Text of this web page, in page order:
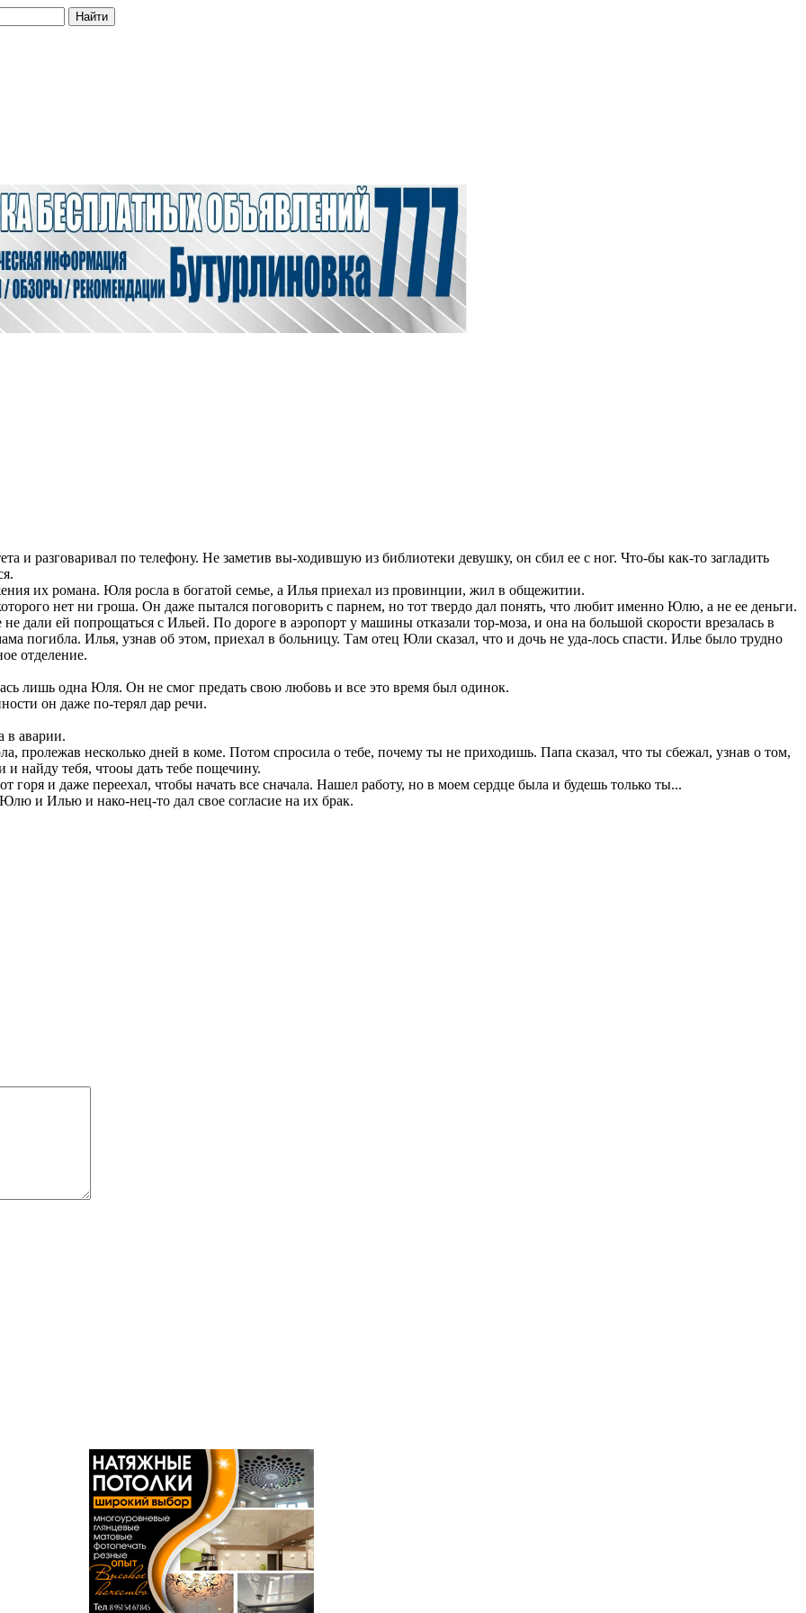
Найти
разговаривал по телефону. Не заметив вы-ходившую из библиотеки девушку, он сбил ее с ног. Что-бы как-то загладить
их романа. Юля росла в богатой семье, а Илья приехал из провинции, жил в общежитии.
нет ни гроша. Он даже пытался поговорить с парнем, но тот твердо дал понять, что любит именно Юлю, а не ее деньги.
дали ей попрощаться с Ильей. По дороге в аэропорт у машины отказали тор-моза, и она на большой скорости врезалась в
погибла. Илья, узнав об этом, приехал в больницу. Там отец Юли сказал, что и дочь не уда-лось спасти. Илье было трудно
отделение.
лишь одна Юля. Он не смог предать свою любовь и все это время был одинок.
он даже по-терял дар речи.
в аварии.
пролежав несколько дней в коме. Потом спросила о тебе, почему ты не приходишь. Папа сказал, что ты сбежал, узнав о том,
и найду тебя, чтооы дать тебе пощечину.
горя и даже переехал, чтобы начать все сначала. Нашел работу, но в моем сердце была и будешь только ты...
и Илью и нако-нец-то дал свое согласие на их брак.